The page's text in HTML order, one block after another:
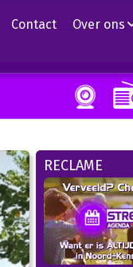
Contact Over ons
RECLAME